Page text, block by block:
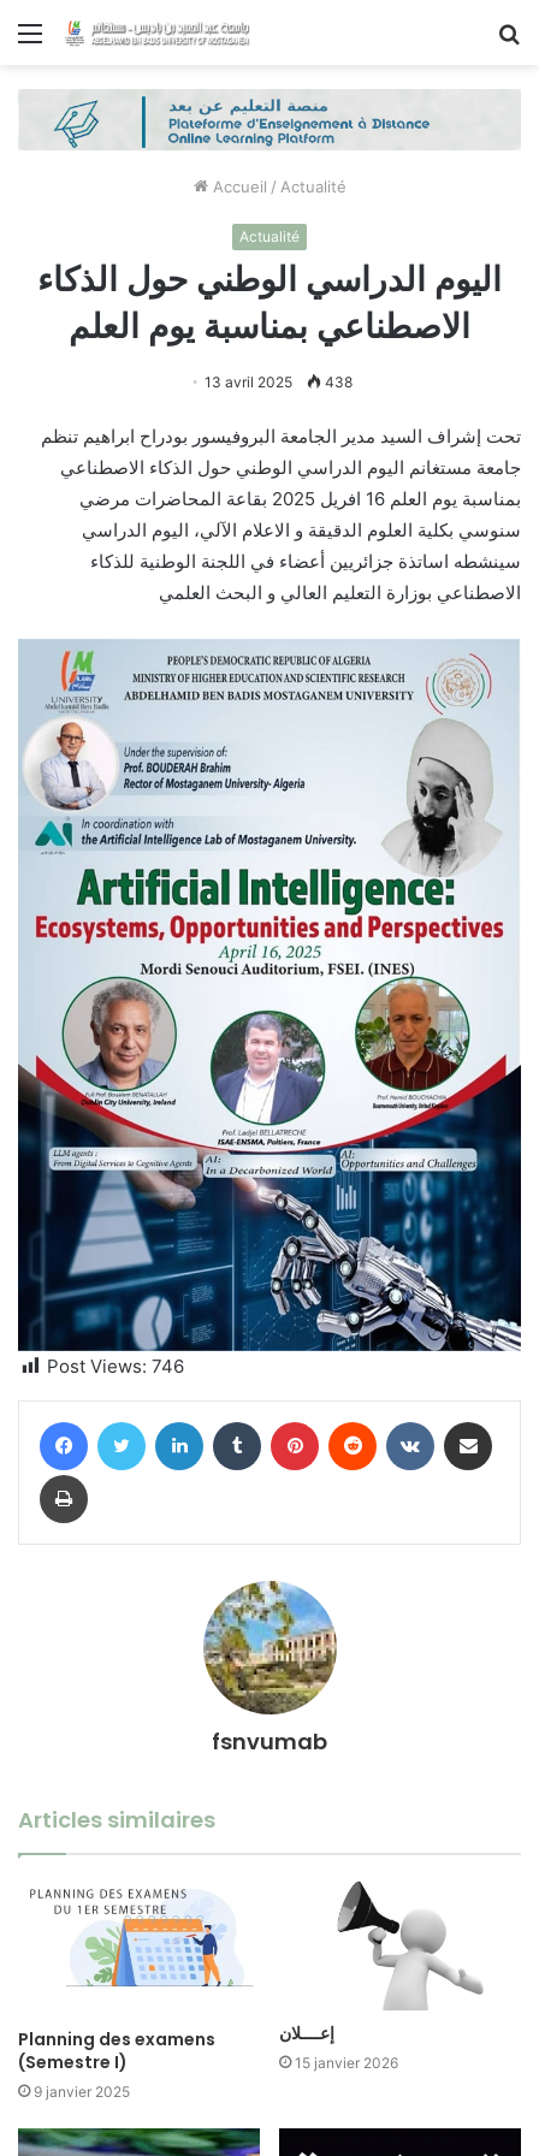
Menu
Accueil / Actualité
Actualité
اليوم الدراسي الوطني حول الذكاء
الاصطناعي بمناسبة يوم العلم
13 avril 2025 438
تحت إشراف السيد مدير الجامعة البروفيسور بودراح ابراهيم تنظم
جامعة مستغانم اليوم الدراسي الوطني حول الذكاء الاصطناعي
بمناسبة يوم العلم 16 افريل 2025 بقاعة المحاضرات مرضي
سنوسي بكلية العلوم الدقيقة و الاعلام الآلي، اليوم الدراسي
سينشطه اساتذة جزائريين أعضاء في اللجنة الوطنية للذكاء
الاصطناعي بوزارة التعليم العالي و البحث العلمي
Post Views: 746
FacebookTwitter Linkedin Tumblr Pinterest Reddit VKontakte
Imprimer
fsnvumab
Articles similaires
Planning des examens
(Semestre I)
9 janvier 2025
إعــــلان
15 janvier 2026